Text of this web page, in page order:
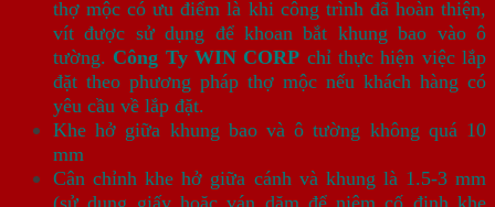
thợ mộc có ưu điểm là khi công trình đã hoàn thiện,
vít được sử dụng để khoan bắt khung bao vào ô
tường. Công Ty WIN CORP chỉ thực hiện việc lắp
đặt theo phương pháp thợ mộc nếu khách hàng có
yêu cầu về lắp đặt.
Khe hở giữa khung bao và ô tường không quá 10
mm
Cân chỉnh khe hở giữa cánh và khung là 1.5-3 mm
(sử dụng giấy hoặc ván dăm để niêm cố định khe